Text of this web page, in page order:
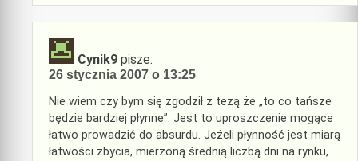
Cynik9 pisze:
26 stycznia 2007 o 13:25
Nie wiem czy bym się zgodził z tezą że „to co tańsze
będzie bardziej płynne”. Jest to uproszczenie mogące
łatwo prowadzić do absurdu. Jeżeli płynność jest miarą
łatwości zbycia, mierzoną średnią liczbą dni na rynku,